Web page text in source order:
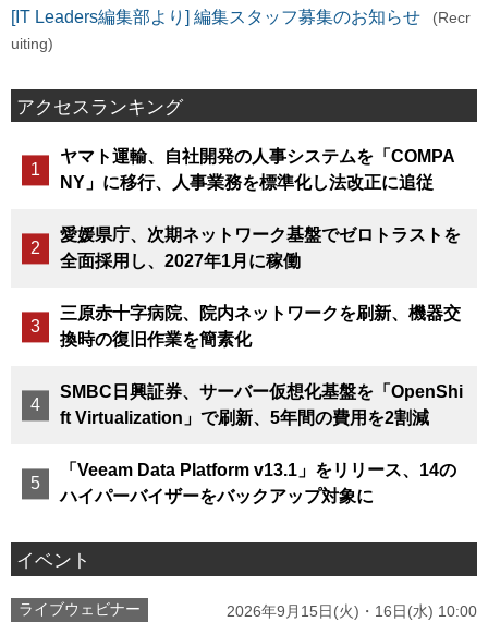
[IT Leaders編集部より] 編集スタッフ募集のお知らせ
(Recr
uiting)
アクセスランキング
ヤマト運輸、自社開発の人事システムを「COMPA
NY」に移行、人事業務を標準化し法改正に追従
愛媛県庁、次期ネットワーク基盤でゼロトラストを
全面採用し、2027年1月に稼働
三原赤十字病院、院内ネットワークを刷新、機器交
換時の復旧作業を簡素化
SMBC日興証券、サーバー仮想化基盤を「OpenShi
ft Virtualization」で刷新、5年間の費用を2割減
「Veeam Data Platform v13.1」をリリース、14の
ハイパーバイザーをバックアップ対象に
イベント
ライブウェビナー 2026年9月15日(火)・16日(水) 10:00